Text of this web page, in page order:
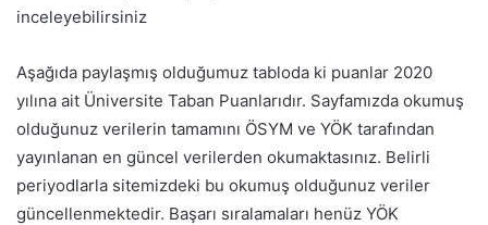
inceleyebilirsiniz
Aşağıda paylaşmış olduğumuz tabloda ki puanlar 2020
yılına ait Üniversite Taban Puanlarıdır. Sayfamızda okumuş
olduğunuz verilerin tamamını ÖSYM ve YÖK tarafından
yayınlanan en güncel verilerden okumaktasınız. Belirli
periyodlarla sitemizdeki bu okumuş olduğunuz veriler
güncellenmektedir. Başarı sıralamaları henüz YÖK